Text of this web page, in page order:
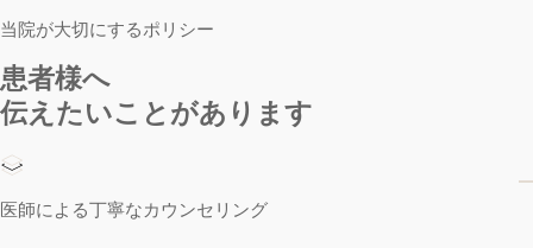
当院が大切にするポリシー
患者様へ
伝えたいことがあります
医師による丁寧なカウンセリング